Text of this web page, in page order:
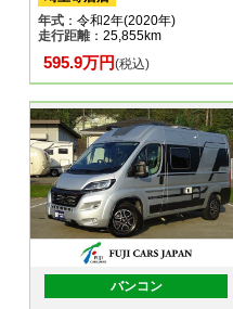
年式 ：令和2年(2020年)
走行距離：25,855km
595.9万円(税込)
バンコン